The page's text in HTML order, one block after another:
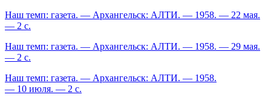
Наш темп: газета. — Архангельск: АЛТИ. — 1958. — 22 мая.
— 2 с.
Наш темп: газета. — Архангельск: АЛТИ. — 1958. — 29 мая.
— 2 с.
Наш темп: газета. — Архангельск: АЛТИ. — 1958.
— 10 июля. — 2 с.